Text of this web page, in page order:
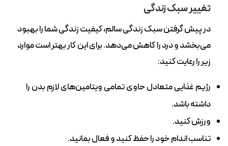
تغییر سبک زندگی
در پیش گرفتن سبک زندگی سالم، کیفیت زندگی شما را بهبود
می‌بخشد و درد را کاهش می‌دهد. برای این کار بهتر است موارد
زیر را رعایت کنید:
رژیم غذایی متعادل حاوی تمامی ویتامین‌های لازم بدن را
داشته باشد.
ورزش‌ کنید.
تناسب اندام خود را حفظ کنید و فعال بمانید.